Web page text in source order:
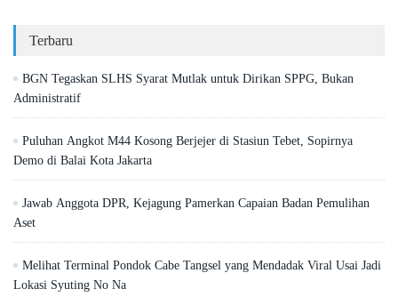
Terbaru
BGN Tegaskan SLHS Syarat Mutlak untuk Dirikan SPPG, Bukan
Administratif
Puluhan Angkot M44 Kosong Berjejer di Stasiun Tebet, Sopirnya
Demo di Balai Kota Jakarta
Jawab Anggota DPR, Kejagung Pamerkan Capaian Badan Pemulihan
Aset
Melihat Terminal Pondok Cabe Tangsel yang Mendadak Viral Usai Jadi
Lokasi Syuting No Na